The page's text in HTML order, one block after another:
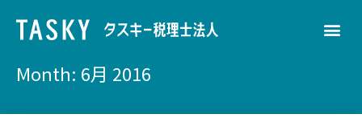
Month: 6月 2016